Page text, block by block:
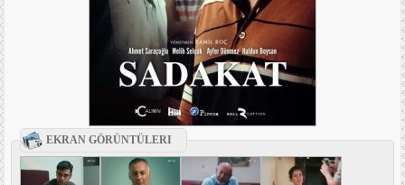
EKRAN GÖRÜNTÜLERI